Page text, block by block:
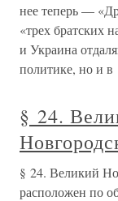
нее теперь —
«трех братских
и Украина
политике, но и в
§ 24.
§ 24. Великий
расположен по